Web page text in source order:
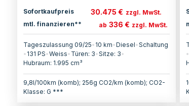
Sofortkaufpreis 30.475 € zzgl. MwSt.
mtl. finanzieren**
ab 336 € zzgl. MwSt.
Tageszulassung 09/25• 10 km•Diesel•Schaltung
• 131 PS•Weiss• Türen: 3•Sitze: 3•
Hubraum: 1.995 cm³
9,8l/100km (komb); 256g CO2/km (komb); CO2-
Klasse: G ***
•